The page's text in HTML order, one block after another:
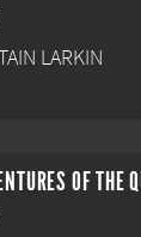
LARKIN
OF THE